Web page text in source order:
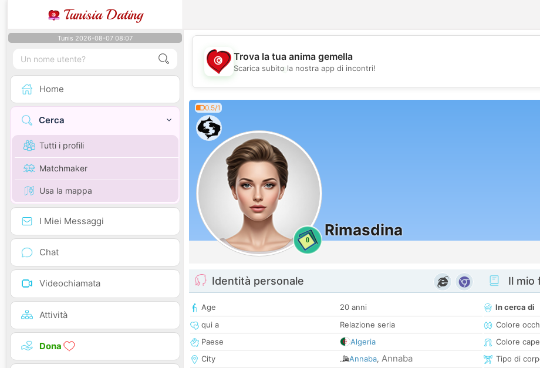
Tunisia Dating
Tunis 2026-08-07 08:07
Home
Cerca
Tutti i profili
Matchmaker
Usa la mappa
I Miei Messaggi
Chat
Videochiamata
Attività
Dona
💖
Trova la tua anima gemella
Scarica subito la nostra app di incontri!
0.5/1
0
Rimasdina
Identità personale
Age
20 anni
qui a
Relazione seria
Paese
Algeria
City
Annaba, Annaba
Il mio
In cerca di
Colore
Colore
Tipo di